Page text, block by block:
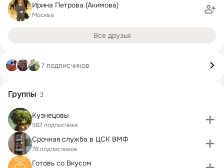
Ирина Петрова (Акимова)
Москва
Все друзья
7 подписчиков
Группы 3
Кузнецовы
582 подписчика
Срочная служба в ЦСК ВМФ
78 подписчиков
Готовь со Вкусом